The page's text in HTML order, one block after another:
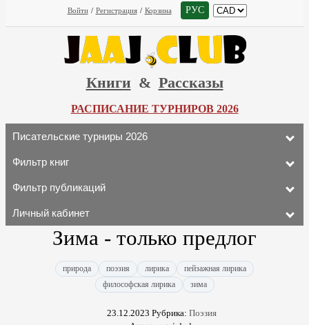
Войти / Регистрация / Корзина РУС
Книги & Рассказы
РАСПИСАНИЕ ТУРНИРОВ 2026
Писательские турниры 2026
Фильтр книг
Фильтр публикаций
Личный кабинет
Зима - только предлог
природа поэзия лирика
пейзажная лирика
философская лирика
зима
23.12.2023 Рубрика: Поэзия